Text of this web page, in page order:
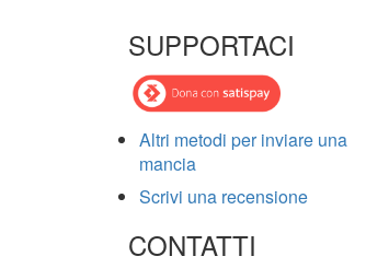
SUPPORTACI
Altri metodi per inviare una
mancia
Scrivi una recensione
CONTATTI